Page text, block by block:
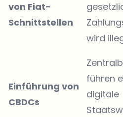
von Fiat-
Schnittstellen
wird
Einführung von
CBDCs
führen
digitale